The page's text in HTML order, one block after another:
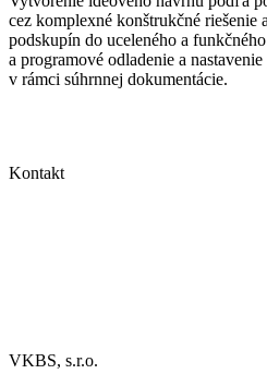
cez komplexné konštrukčné riešenie
podskupín do uceleného a
a programové odladenie a
v rámci súhrnnej dokumentácie.
Kontakt
VKBS, s.r.o.